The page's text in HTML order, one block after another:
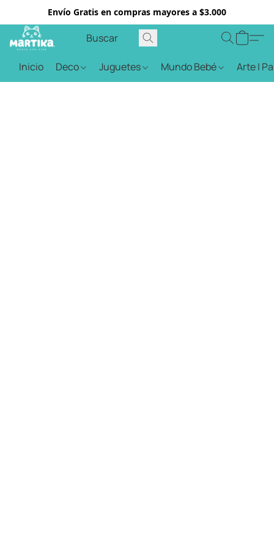
Envío Gratis en compras mayores a $3.000
Inicio Deco Juguetes Mundo Bebé Arte |